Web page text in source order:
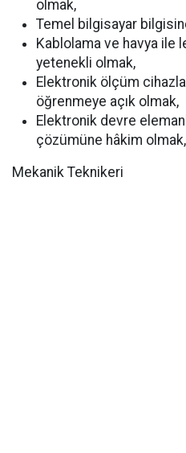
olmak,
Temel bilgisayar
Kablolama ve havya ile
yetenekli olmak,
Elektronik ölçüm
öğrenmeye açık olmak,
Elektronik devre
çözümüne hâkim olmak,
Mekanik Teknikeri